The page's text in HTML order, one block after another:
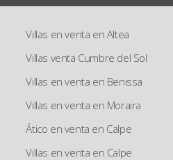
Villas en venta en Altea
Villas venta Cumbre del Sol
Villas en venta en Benissa
Villas en venta en Moraira
Ático en venta en Calpe
Villas en venta en Calpe